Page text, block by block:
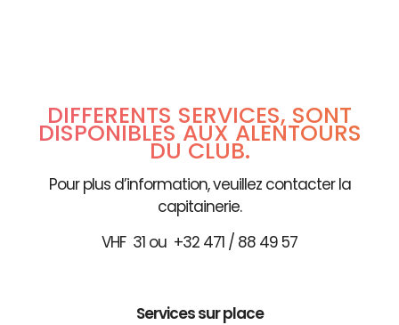
DIFFÉRENTS SERVICES, SONT
DISPONIBLES AUX ALENTOURS
DU CLUB.
Pour plus d’information, veuillez contacter la
capitainerie.
VHF 31 ou +32 471 / 88 49 57
Services sur place